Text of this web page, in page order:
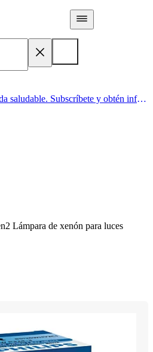
Acá comienza un estilo de vida saludable. Subscríbete y obtén información de primera mano
Lámpara de xenón para luces